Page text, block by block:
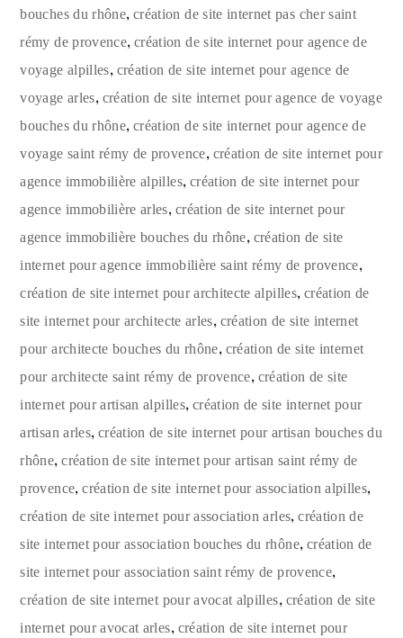
bouches du rhône,création de site internet pas cher saint
rémy de provence,création de site internet pour agence de
voyage alpilles, création de site internet pour agence de
voyage arles, création de site internet pour agence de voyage
bouches du rhône,création de site internet pour agence de
voyage saint rémy de provence, création de site internet pour
agence immobilière alpilles, création de site internet pour
agence immobilière arles, création de site internet pour
agence immobilière bouches du rhône, création de site
internet pour agence immobilière saint rémy de provence,
création de site internet pour architecte alpilles, création de
site internet pour architecte arles, création de site internet
pour architecte bouches du rhône, création de site internet
pour architecte saint rémy de provence, création de site
internet pour artisan alpilles, création de site internet pour
artisan arles, création de site internet pour artisan bouches du
rhône,création de site internet pour artisan saint rémy de
provence,création de site internet pour association alpilles,
création de site internet pour association arles,création de
site internet pour association bouches du rhône, création de
site internet pour association saint rémy de provence,
création de site internet pour avocat alpilles, création de site
internet pour avocat arles, création de site internet pour